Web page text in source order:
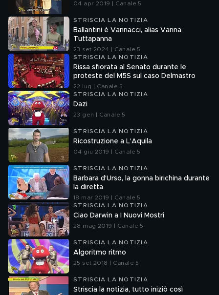
04 apr 2019 | Canale 5
STRISCIA LA NOTIZIA
Ballantini è Vannacci, alias Vanna
Tuttapanna
23 set 2024 | Canale 5
STRISCIA LA NOTIZIA
Rissa sfiorata al Senato durante le
proteste del M5S sul caso Delmastro
22 lug | Canale 5
STRISCIA LA NOTIZIA
Dazi
23 gen | Canale 5
STRISCIA LA NOTIZIA
Ricostruzione a L'Aquila
04 giu 2019 | Canale 5
STRISCIA LA NOTIZIA
Barbara d'Urso, la gonna birichina durante
la diretta
18 mar 2019 | Canale 5
STRISCIA LA NOTIZIA
Ciao Darwin a I Nuovi Mostri
28 mag 2019 | Canale 5
STRISCIA LA NOTIZIA
Algoritmo ritmo
25 set 2018 | Canale 5
STRISCIA LA NOTIZIA
Striscia la notizia, tutto iniziò così